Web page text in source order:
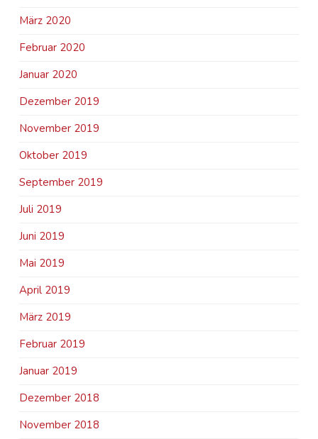
März 2020
Februar 2020
Januar 2020
Dezember 2019
November 2019
Oktober 2019
September 2019
Juli 2019
Juni 2019
Mai 2019
April 2019
März 2019
Februar 2019
Januar 2019
Dezember 2018
November 2018